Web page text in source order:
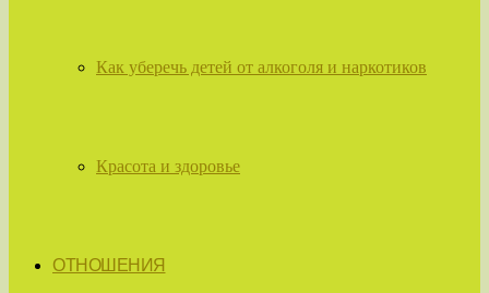
Как уберечь детей от алкоголя и наркотиков
Красота и здоровье
ОТНОШЕНИЯ